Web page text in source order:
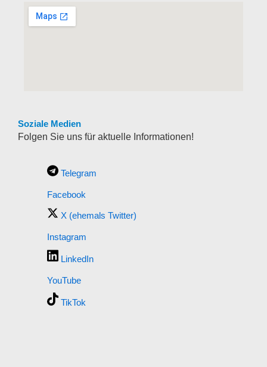
Soziale Medien
Folgen Sie uns für aktuelle Informationen!
Telegram
Facebook
X (ehemals Twitter)
Instagram
LinkedIn
YouTube
TikTok